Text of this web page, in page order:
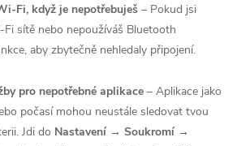
Fi, když je nepotřebuješ – Pokud jsi
sítě nebo nepoužíváš Bluetooth
aby zbytečně nehledaly připojení.
pro nepotřebné aplikace – Aplikace jako
počasí mohou neustále sledovat tvou
Jdi do Nastavení → Soukromí →